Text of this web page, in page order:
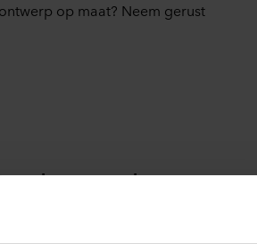
op maat? Neem gerust
kopen als